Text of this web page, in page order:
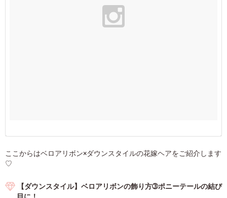
ここからはベロアリボン×ダウンスタイルの花嫁ヘアをご紹介します
♡
【ダウンスタイル】ベロアリボンの飾り方➂ポニーテールの結び